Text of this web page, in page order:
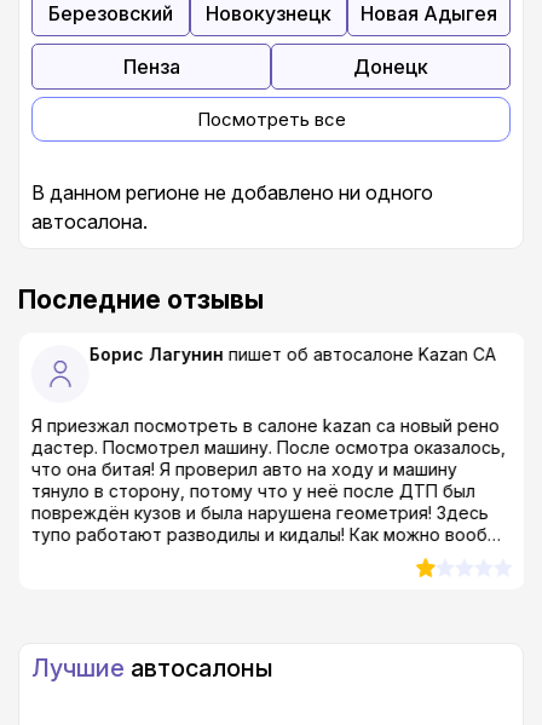
Березовский Новокузнецк Новая Адыгея
Пенза Донецк
Посмотреть все
В данном регионе не добавлено ни одного
автосалона.
Последние отзывы
Борис Лагунин пишет об автосалоне Kazan CA
Я приезжал посмотреть в салоне kazan ca новый рено
дастер. Посмотрел машину. После осмотра оказалось,
что она битая! Я проверил авто на ходу и машину
тянуло в сторону, потому что у неё после ДТП был
повреждён кузов и была нарушена геометрия! Здесь
тупо работают разводилы и кидалы! Как можно вообще
продавать такой тотал?! Я был просто в шоке! даже в
Лучшие автосалоны